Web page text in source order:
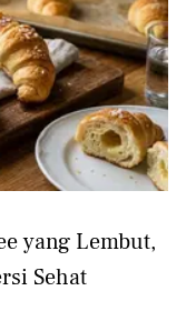
yang Lembut,
Sehat